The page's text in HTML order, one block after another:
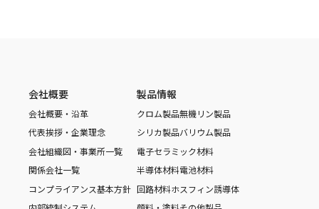
会社概要
会社概要・沿革
代表挨拶・企業理念
会社組織図・事業所一覧
関係会社一覧
コンプライアンス基本方針
製品情報
クロム製品無機リン製品
シリカ製品バリウム製品
電子セラミック材料
半導体材料電池材料
回路材料ホスフィン誘導体